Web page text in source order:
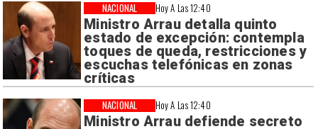
Hoy A Las 12:40
Ministro Arrau detalla quinto
estado de excepción: contempla
toques de queda, restricciones y
escuchas telefónicas en zonas
críticas
NACIONAL
Hoy A Las 12:40
Ministro Arrau defiende secreto
NACIONAL